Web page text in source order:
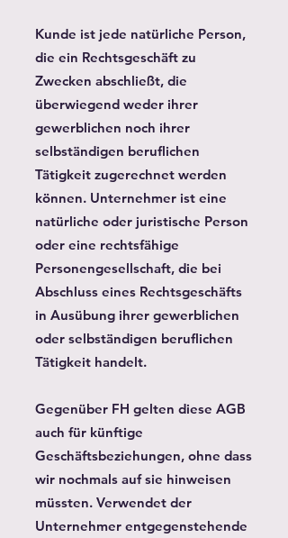
Kunde ist jede natürliche Person,
die ein Rechtsgeschäft zu
Zwecken abschließt, die
überwiegend weder ihrer
gewerblichen noch ihrer
selbständigen beruflichen
Tätigkeit zugerechnet werden
können. Unternehmer ist eine
natürliche oder juristische Person
oder eine rechtsfähige
Personengesellschaft, die bei
Abschluss eines Rechtsgeschäfts
in Ausübung ihrer gewerblichen
oder selbständigen beruflichen
Tätigkeit handelt.
Gegenüber FH gelten diese AGB
auch für künftige
Geschäftsbeziehungen, ohne dass
wir nochmals auf sie hinweisen
müssten. Verwendet der
Unternehmer entgegenstehende